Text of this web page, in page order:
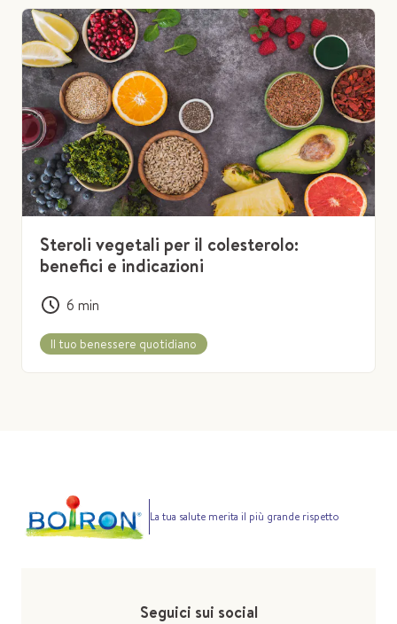
Steroli vegetali per il colesterolo:
benefici e indicazioni
6 min
Il tuo benessere quotidiano
La tua salute merita il più grande rispetto
Seguici sui social